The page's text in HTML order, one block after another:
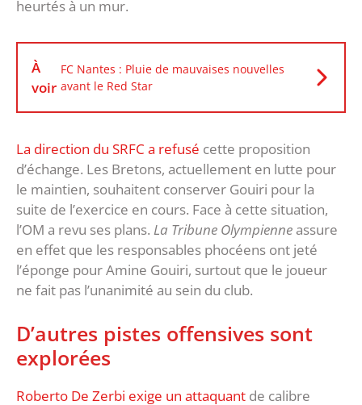
heurtés à un mur.
À
voir
FC Nantes : Pluie de mauvaises nouvelles
avant le Red Star
La direction du SRFC a refusé cette proposition
d’échange. Les Bretons, actuellement en lutte pour
le maintien, souhaitent conserver Gouiri pour la
suite de l’exercice en cours. Face à cette situation,
l’OM a revu ses plans. La Tribune Olympienneassure
en effet que les responsables phocéens ont jeté
l’éponge pour Amine Gouiri, surtout que le joueur
ne fait pas l’unanimité au sein du club.
D’autres pistes offensives sont
explorées
Roberto De Zerbi exige un attaquant de calibre